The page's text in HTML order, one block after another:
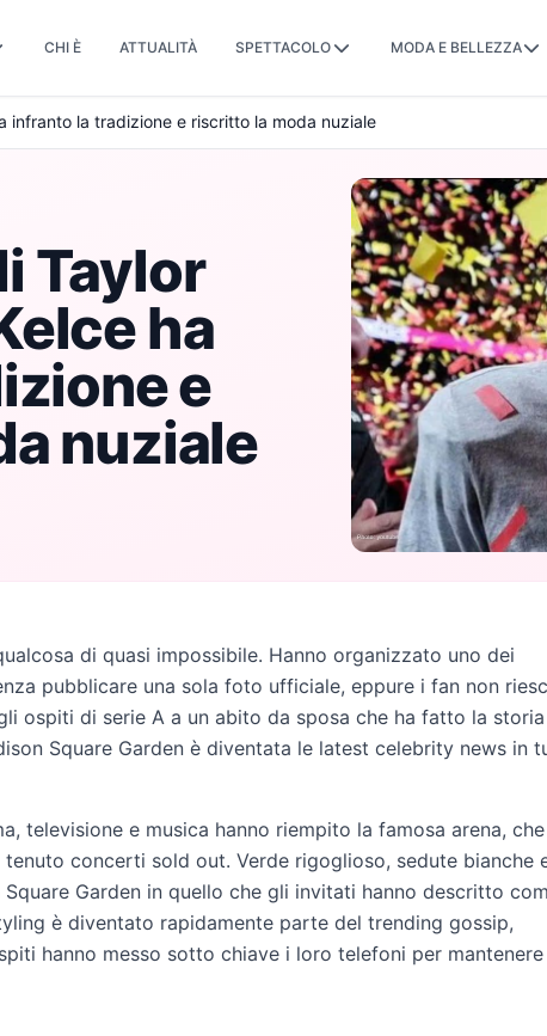
CHI È ATTUALITÀ SPETTACOLO MODA E BELLEZZA
infranto la tradizione e riscritto la moda nuziale
Taylor
ha
e
nuziale
di quasi impossibile. Hanno organizzato uno dei
pubblicare una sola foto ufficiale, eppure i fan non
ospiti di serie A a un abito da sposa che ha fatto la
Square Garden è diventata le latest celebrity news in
televisione e musica hanno riempito la famosa arena, che
concerti sold out. Verde rigoglioso, sedute bianche
Garden in quello che gli invitati hanno descritto
è diventato rapidamente parte del trending gossip,
hanno messo sotto chiave i loro telefoni per mantenere